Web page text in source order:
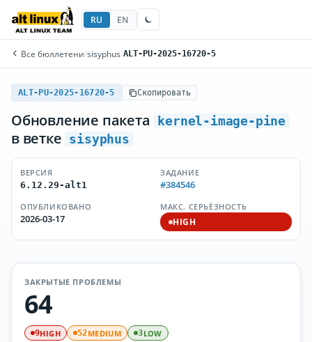
RU EN
Все бюллетени/sisyphus/ALT-PU-2025-16720-5
ALT-PU-2025-16720-5 Скопировать
Обновление пакета kernel-image-pine
в ветке sisyphus
ВЕРСИЯ
6.12.29-alt1
ЗАДАНИЕ
#384546
ОПУБЛИКОВАНО
2026-03-17
МАКС. СЕРЬЁЗНОСТЬ
HIGH
ЗАКРЫТЫЕ ПРОБЛЕМЫ
64
9HIGH 52MEDIUM 3LOW